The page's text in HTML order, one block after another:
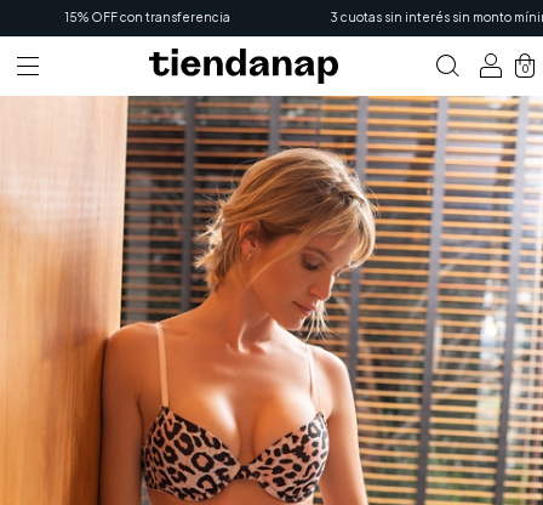
15% OFF con transferencia 3 cuotas sin interés sin monto mínimo
0